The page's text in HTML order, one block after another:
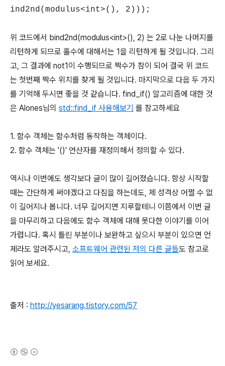
ind2nd(modulus<int>(), 2)));
위 코드에서 bind2nd(modulus<int>(), 2) 는 2로 나눈 나머지를
리턴하게 되므로 홀수에 대해서는 1을 리턴하게 될 것입니다. 그리
고, 그 결과에 not1이 수행되므로 짝수가 참이 되어 결국 위 코드
는 첫번째 짝수 위치를 찾게 될 것입니다. 마지막으로 다음 두 가지
를 기억해 두시면 좋을 것 같습니다. find_if() 알고리즘에 대한 것
은 Alones님의 std::find_if 사용해보기 를 참고하세요
1. 함수 객체는 함수처럼 동작하는 객체이다.
2. 함수 객체는 '()' 연산자를 재정의해서 정의할 수 있다.
역시나 이번에도 생각보다 글이 많이 길어졌습니다. 항상 시작할
때는 간단하게 써야겠다고 다짐을 하는데도, 제 성격상 어쩔 수 없
이 길어지나 봅니다. 너무 길어지면 지루할테니 이쯤에서 이번 글
을 마무리하고 다음에도 함수 객체에 대해 못다한 이야기를 이어
가렵니다. 혹시 틀린 부분이나 보완하고 싶으시 부분이 있으면 언
제라도 알려주시고, 소프트웨어 관련된 저의 다른 글들도 참고로
읽어 보세요.
출저 : http://yesarang.tistory.com/57